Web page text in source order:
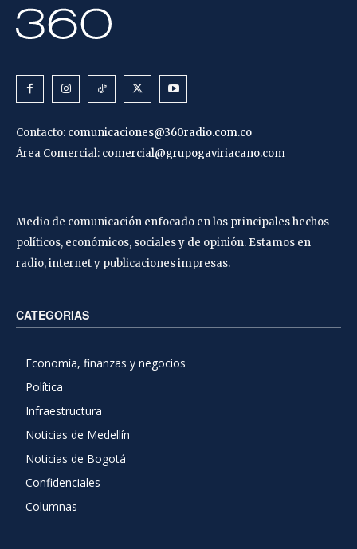
Contacto: comunicaciones@360radio.com.co
Área Comercial: comercial@grupogaviriacano.com
Medio de comunicación enfocado en los principales hechos
políticos, económicos, sociales y de opinión. Estamos en
radio, internet y publicaciones impresas.
CATEGORIAS
Economía, finanzas y negocios
Política
Infraestructura
Noticias de Medellín
Noticias de Bogotá
Confidenciales
Columnas